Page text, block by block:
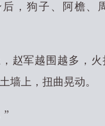
后，狗子、阿檐、
赵军越围越多，
墙上，扭曲晃动。
”